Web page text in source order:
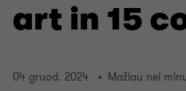
art in 15
04 gruod. 2024 Mažiau nei